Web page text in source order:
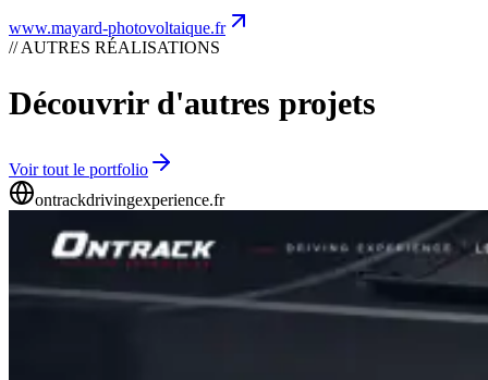
www.mayard-photovoltaique.fr
// AUTRES RÉALISATIONS
Découvrir d'autres projets
Voir tout le portfolio
ontrackdrivingexperience.fr